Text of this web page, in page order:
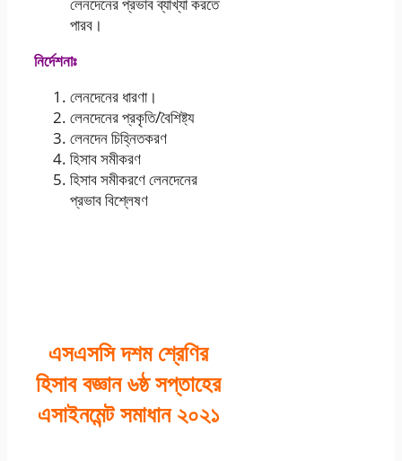
পারব।
নির্দেশনাঃ
লেনদেনের ধারণা।
লেনদেনের প্রকৃতি/বৈশিষ্ট্য
লেনদেন চিহ্নিতকরণ
হিসাব সমীকরণ
হিসাব সমীকরণে লেনদেনের
প্রভাব বিশ্লেষণ
এসএসসি দশম শ্রেণির
হিসাব বজ্ঞান ৬ষ্ঠ সপ্তাহের
এসাইনমেন্ট সমাধান ২০২১